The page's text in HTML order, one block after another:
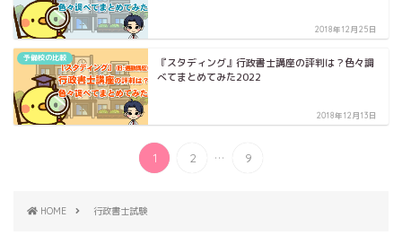
2018年12月25日
予備校の比較
『スタディング』行政書士講座の評判は？色々調
べてまとめてみた2022
2018年12月13日
1 2 ... 9
HOME 行政書士試験